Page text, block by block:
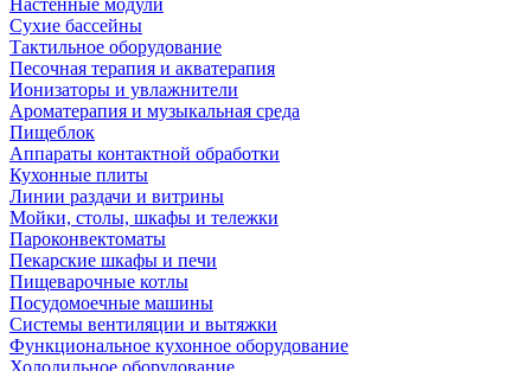
Настенные модули
Сухие бассейны
Тактильное оборудование
Песочная терапия и акватерапия
Ионизаторы и увлажнители
Ароматерапия и музыкальная среда
Пищеблок
Аппараты контактной обработки
Кухонные плиты
Линии раздачи и витрины
Мойки, столы, шкафы и тележки
Пароконвектоматы
Пекарские шкафы и печи
Пищеварочные котлы
Посудомоечные машины
Системы вентиляции и вытяжки
Функциональное кухонное оборудование
Холодильное оборудование